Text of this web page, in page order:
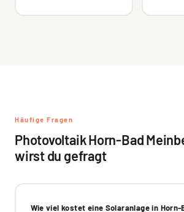
Häufige Fragen
Photovoltaik Horn-Bad
wirst du gefragt
Wie viel kostet eine Solaranlage in Horn-